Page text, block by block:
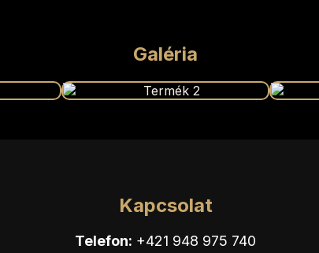
Galéria
Kapcsolat
Telefon: +421 948 975 740